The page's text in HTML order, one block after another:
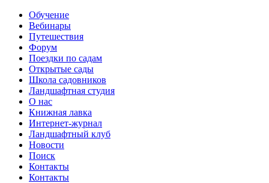
Обучение
Вебинары
Путешествия
Форум
Поездки по садам
Открытые сады
Школа садовников
Ландшафтная студия
О нас
Книжная лавка
Интернет-журнал
Ландшафтный клуб
Новости
Поиск
Контакты
Контакты